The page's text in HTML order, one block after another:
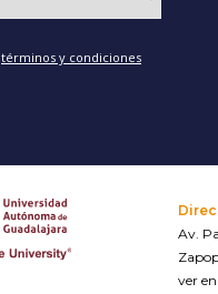
términos y condiciones
Av.
ver